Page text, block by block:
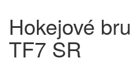
Hokejové
TF7 SR